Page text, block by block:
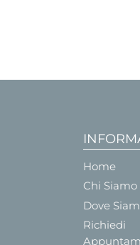
Home
Chi Siamo
Dove
Richiedi